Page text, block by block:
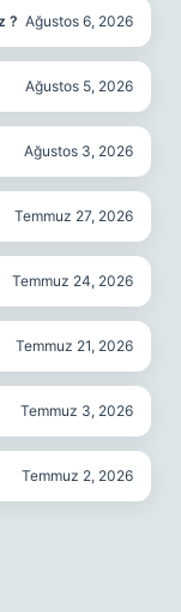
? Ağustos 6, 2026
Ağustos 5, 2026
Ağustos 3, 2026
Temmuz 27, 2026
Temmuz 24, 2026
Temmuz 21, 2026
Temmuz 3, 2026
Temmuz 2, 2026